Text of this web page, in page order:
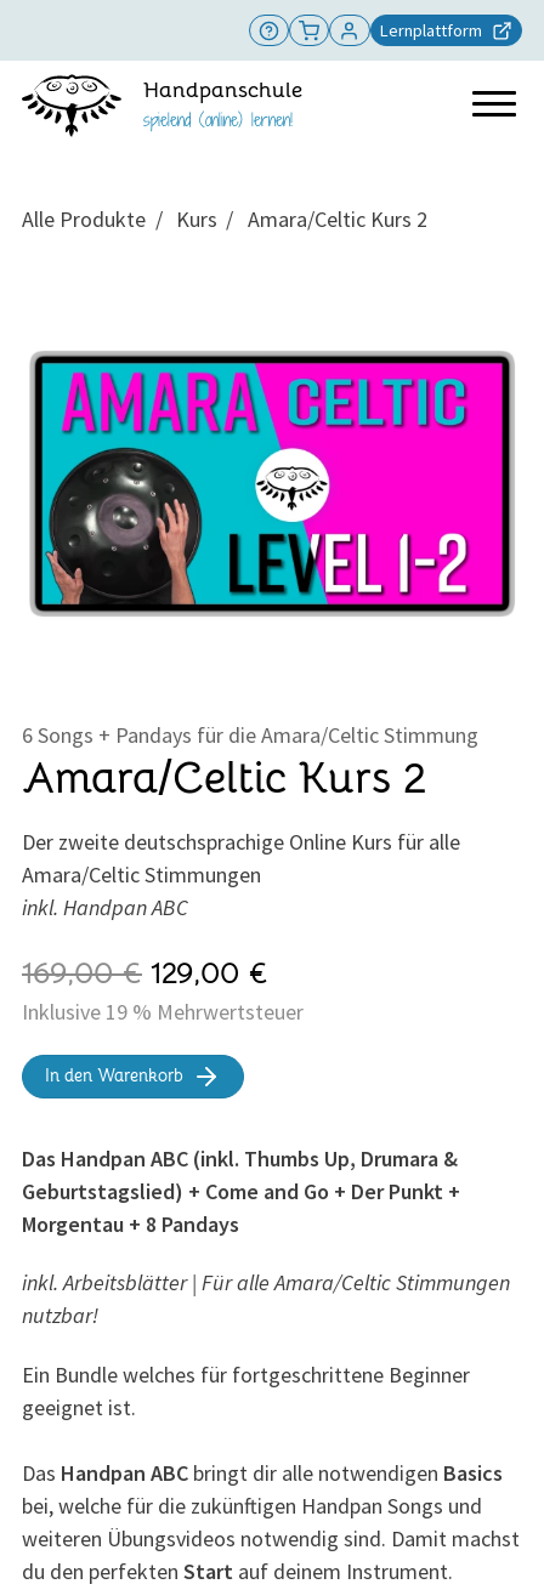
Lernplattform
Handpanschule
spielend (online) lernen!
Alle Produkte Kurs Amara/Celtic Kurs 2
6 Songs + Pandays für die Amara/Celtic Stimmung
Amara/Celtic Kurs 2
Der zweite deutschsprachige Online Kurs für alle
Amara/Celtic Stimmungen
inkl. Handpan ABC
169,00 € 129,00 €
Inklusive 19 % Mehrwertsteuer
In den Warenkorb
Das Handpan ABC (inkl. Thumbs Up, Drumara &
Geburtstagslied) + Come and Go + Der Punkt +
Morgentau + 8 Pandays
inkl. Arbeitsblätter | Für alle Amara/Celtic Stimmungen
nutzbar!
Ein Bundle welches für fortgeschrittene Beginner
geeignet ist.
Das Handpan ABC bringt dir alle notwendigen Basics
bei, welche für die zukünftigen Handpan Songs und
weiteren Übungsvideos notwendig sind. Damit machst
du den perfekten Start auf deinem Instrument.